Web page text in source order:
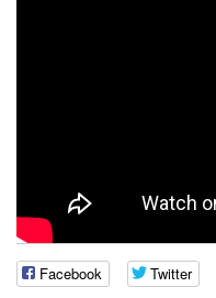
Facebook Twitter